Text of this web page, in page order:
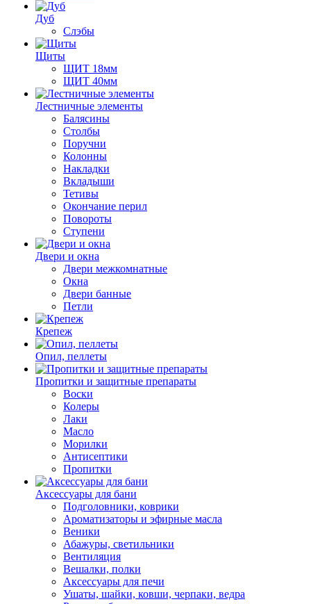
Дуб
Слэбы
Щиты
ЩИТ 18мм
ЩИТ 40мм
Лестничные элементы
Балясины
Столбы
Поручни
Колонны
Накладки
Вкладыши
Тетивы
Окончание перил
Повороты
Ступени
Двери и окна
Двери межкомнатные
Окна
Двери банные
Петли
Крепеж
Опил, пеллеты
Пропитки и защитные препараты
Воски
Колеры
Лаки
Масло
Морилки
Антисептики
Пропитки
Аксессуары для бани
Подголовники, коврики
Ароматизаторы и эфирные масла
Веники
Абажуры, светильники
Вентиляция
Вешалки, полки
Аксессуары для печи
Ушаты, шайки, ковши, черпаки, ведра